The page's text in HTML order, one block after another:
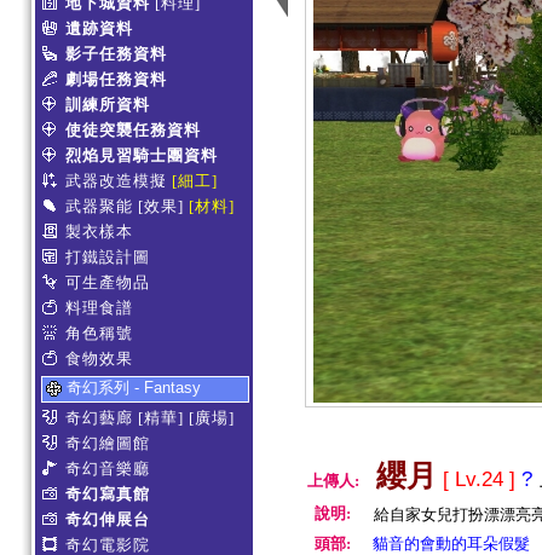
遺跡資料
影子任務資料
劇場任務資料
訓練所資料
使徒突襲任務資料
烈焰見習騎士團資料
武器改造模擬 [細工]
武器聚能 [效果] [材料]
製衣樣本
打鐵設計圖
可生產物品
料理食譜
角色稱號
食物效果
奇幻系列 - Fantasy
奇幻藝廊 [精華] [廣場]
奇幻繪圖館
奇幻音樂廳
奇幻寫真館
奇幻伸展台
奇幻電影院
上傳人: 纓月 [ Lv.24 ] ?
說明:
給自家女兒打扮漂漂亮
頭部:
貓音的會動的耳朵假髮